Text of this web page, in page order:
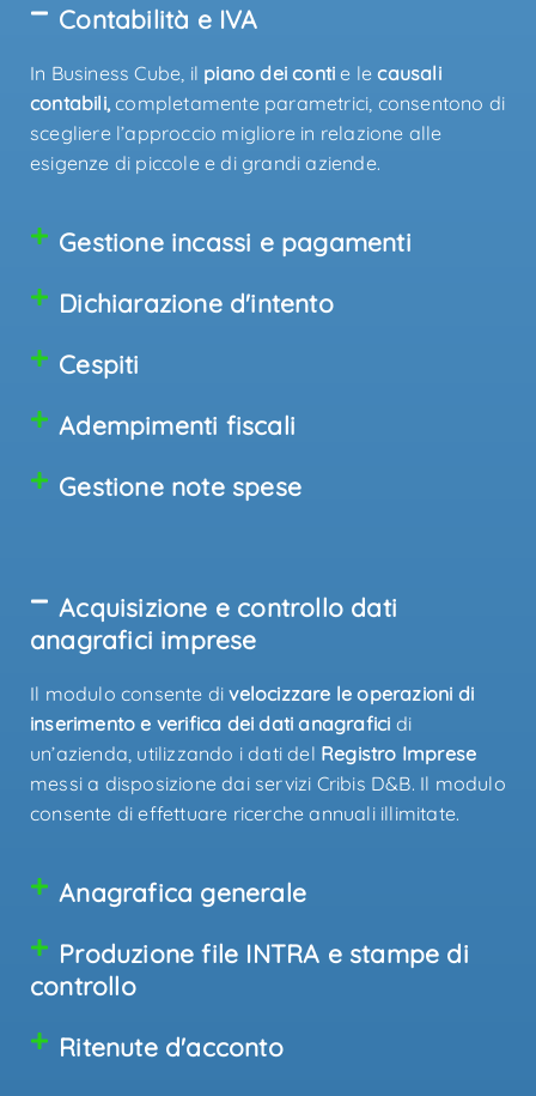
Contabilità e IVA
In Business Cube, il piano dei contie le causali
contabili,completamente parametrici, consentono di
scegliere l’approccio migliore in relazione alle
esigenze di piccole e di grandi aziende.
Gestione incassi e pagamenti
Dichiarazione d'intento
Cespiti
Adempimenti fiscali
Gestione note spese
Acquisizione e controllo dati
anagrafici imprese
Il modulo consente divelocizzare le operazioni di
inserimento e verifica dei dati anagrafici di
un’azienda, utilizzando i dati del Registro Imprese
messi a disposizione dai servizi Cribis D&B. Il modulo
consente di effettuare ricerche annuali illimitate.
Anagrafica generale
Produzione file INTRA e stampe di
controllo
Ritenute d'acconto